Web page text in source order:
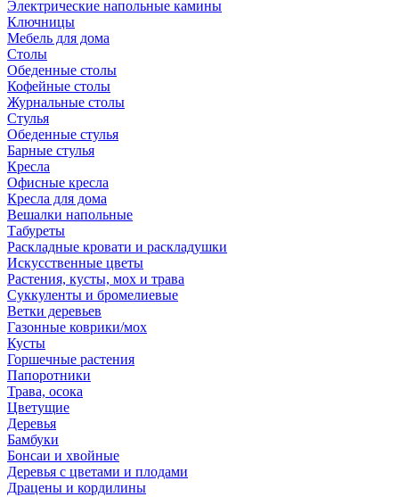
Электрические напольные камины
Ключницы
Мебель для дома
Столы
Обеденные столы
Кофейные столы
Журнальные столы
Стулья
Обеденные стулья
Барные стулья
Кресла
Офисные кресла
Кресла для дома
Вешалки напольные
Табуреты
Раскладные кровати и раскладушки
Искусственные цветы
Растения, кусты, мох и трава
Суккуленты и бромелиевые
Ветки деревьев
Газонные коврики/мох
Кусты
Горшечные растения
Папоротники
Трава, осока
Цветущие
Деревья
Бамбуки
Бонсаи и хвойные
Деревья с цветами и плодами
Драцены и кордилины